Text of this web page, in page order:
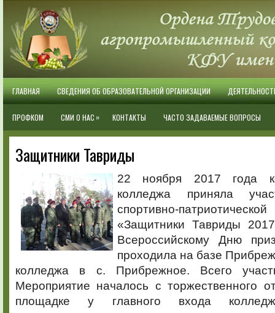
ГЛАВНАЯ СВЕДЕНИЯ ОБ ОБРАЗОВАТЕЛЬНОЙ ОРГАНИЗАЦИИ
ПРОФКОМ СМИ О НАС » КОНТАКТЫ ЧАСТО ЗАДАВАЕМЫЕ ВОПРОСЫ
Защитники Тавриды
22 ноября 2017 года
колледжа приняла
спортивно-
«Защитники Тавриды
Всероссийскому Дню
проходила на базе
колледжа в с. Прибрежное. Всего
Мероприятие началось с торжественного
площадке у главного входа